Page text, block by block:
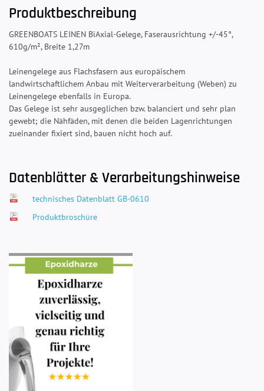
Produktbeschreibung
GREENBOATS LEINEN BiAxial-Gelege, Faserausrichtung +/-45°,
610g/m², Breite 1,27m
Leinengelege aus Flachsfasern aus europäischem
landwirtschaftlichem Anbau mit Weiterverarbeitung (Weben) zu
Leinengelege ebenfalls in Europa.
Das Gelege ist sehr ausgeglichen bzw. balanciert und sehr plan
gewebt; die Nähfäden, mit denen die beiden Lagenrichtungen
zueinander fixiert sind, bauen nicht hoch auf.
Datenblätter & Verarbeitungshinweise
technisches Datenblatt GB-0610
Produktbroschüre